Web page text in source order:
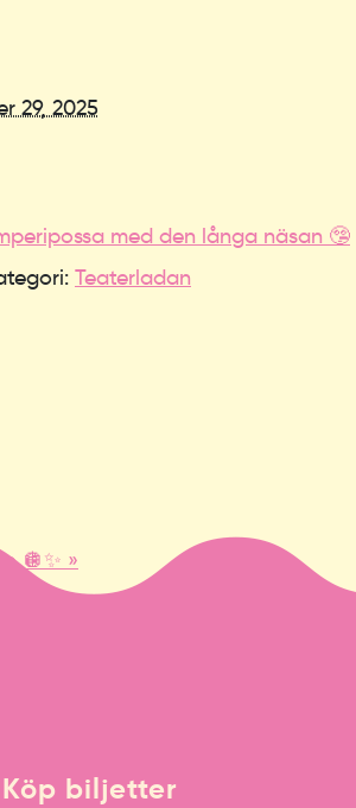
29, 2025
med den långa näsan 🤥
Teaterladan
🪩✨ »
Köp biljetter